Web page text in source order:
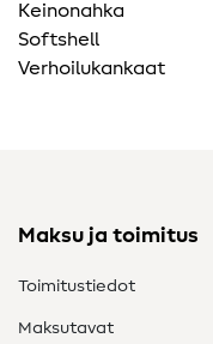
Keinonahka
Softshell
Verhoilukankaat
Maksu ja toimitus
Toimitustiedot
Maksutavat